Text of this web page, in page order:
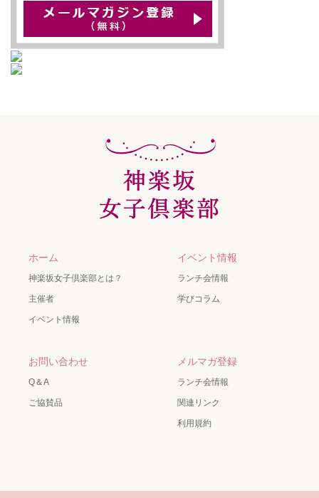
ホーム
神楽坂女子倶楽部とは？
主催者
イベント情報
イベント情報
ランチ会情報
学びコラム
お問い合わせ
Q＆A
ご協賛品
メルマガ登録
ランチ会情報
関連リンク
利用規約